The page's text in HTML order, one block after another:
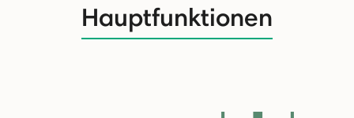
Hauptfunktionen